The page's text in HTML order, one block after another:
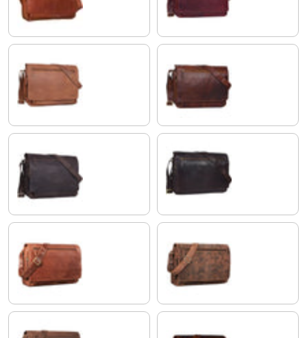
selle - marron cognac - marron foncé
marron - foncé pâle ébène - marron
andorra - marron aneto - marron